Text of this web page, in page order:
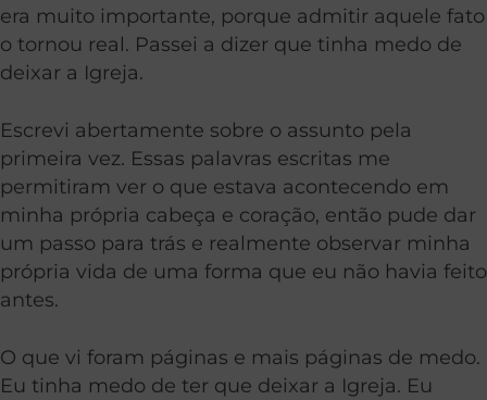
era muito importante, porque admitir aquele fato
o tornou real. Passei a dizer que tinha medo de
deixar a Igreja.
Escrevi abertamente sobre o assunto pela
primeira vez. Essas palavras escritas me
permitiram ver o que estava acontecendo em
minha própria cabeça e coração, então pude dar
um passo para trás e realmente observar minha
própria vida de uma forma que eu não havia feito
antes.
O que vi foram páginas e mais páginas de medo.
Eu tinha medo de ter que deixar a Igreja. Eu